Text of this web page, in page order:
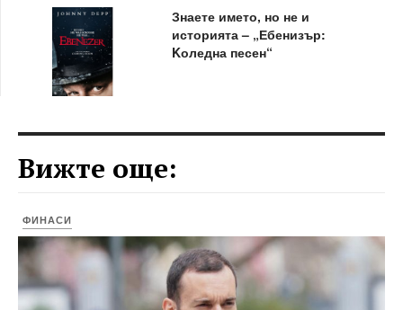
Знаете името, но не и
историята – „Ебенизър:
Kоледна песен“
Вижте още:
ФИНАСИ